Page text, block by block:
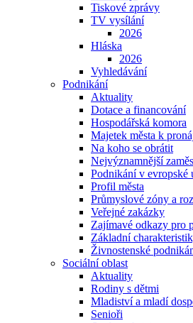
Tiskové zprávy
TV vysílání
2026
Hláska
2026
Vyhledávání
Podnikání
Aktuality
Dotace a financování
Hospodářská komora
Majetek města k
Na koho se obrátit
Nejvýznamnější
Podnikání v evropské
Profil města
Průmyslové zóny a
Veřejné zakázky
Zajímavé odkazy pro
Základní
Živnostenské
Sociální oblast
Aktuality
Rodiny s dětmi
Mladiství a mladí
Senioři